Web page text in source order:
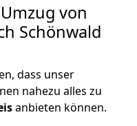
von
Schönwald
dass unser
nahezu alles zu
anbieten können.